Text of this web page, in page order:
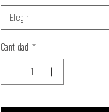
Elegir
Cantidad *